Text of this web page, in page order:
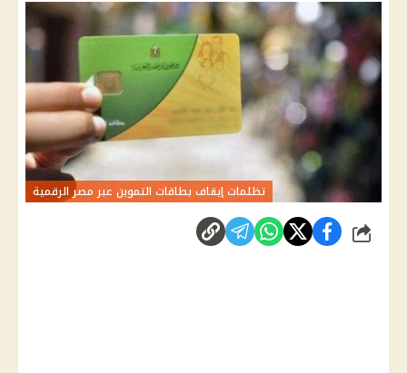
تظلمات إيقاف بطاقات التموين عبر مصر الرقمية
شارك